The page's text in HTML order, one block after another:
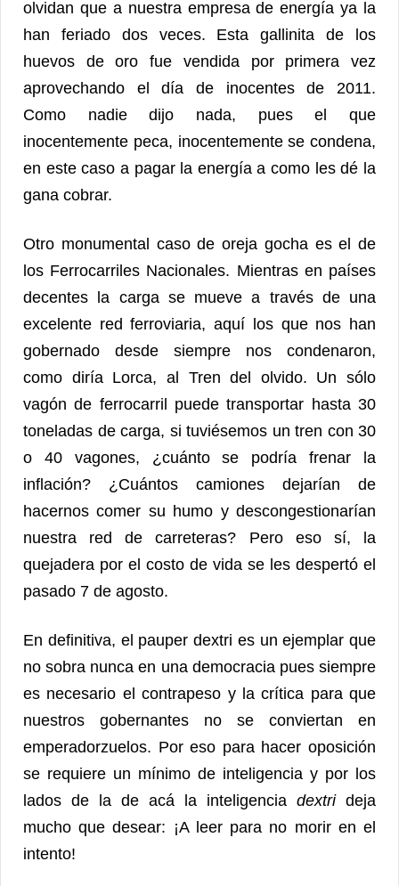
olvidan que a nuestra empresa de energía ya la
han feriado dos veces. Esta gallinita de los
huevos de oro fue vendida por primera vez
aprovechando el día de inocentes de 2011.
Como nadie dijo nada, pues el que
inocentemente peca, inocentemente se condena,
en este caso a pagar la energía a como les dé la
gana cobrar.
Otro monumental caso de oreja gocha es el de
los Ferrocarriles Nacionales. Mientras en países
decentes la carga se mueve a través de una
excelente red ferroviaria, aquí los que nos han
gobernado desde siempre nos condenaron,
como diría Lorca, al Tren del olvido. Un sólo
vagón de ferrocarril puede transportar hasta 30
toneladas de carga, si tuviésemos un tren con 30
o 40 vagones, ¿cuánto se podría frenar la
inflación? ¿Cuántos camiones dejarían de
hacernos comer su humo y descongestionarían
nuestra red de carreteras? Pero eso sí, la
quejadera por el costo de vida se les despertó el
pasado 7 de agosto.
En definitiva, el pauper dextri es un ejemplar que
no sobra nunca en una democracia pues siempre
es necesario el contrapeso y la crítica para que
nuestros gobernantes no se conviertan en
emperadorzuelos. Por eso para hacer oposición
se requiere un mínimo de inteligencia y por los
lados de la de acá la inteligencia dextrideja
mucho que desear: ¡A leer para no morir en el
intento!